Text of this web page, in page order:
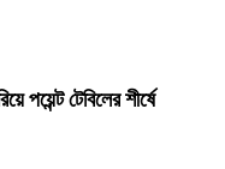
পয়েন্ট টেবিলের শীর্ষে